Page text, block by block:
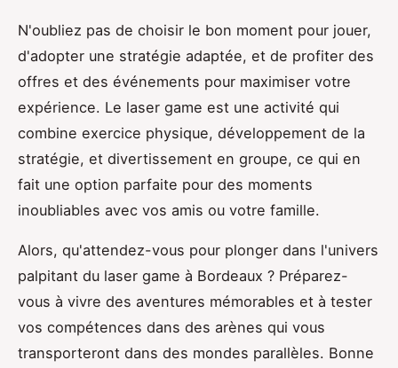
N'oubliez pas de choisir le bon moment pour jouer,
d'adopter une stratégie adaptée, et de profiter des
offres et des événements pour maximiser votre
expérience. Le laser game est une activité qui
combine exercice physique, développement de la
stratégie, et divertissement en groupe, ce qui en
fait une option parfaite pour des moments
inoubliables avec vos amis ou votre famille.
Alors, qu'attendez-vous pour plonger dans l'univers
palpitant du laser game à Bordeaux ? Préparez-
vous à vivre des aventures mémorables et à tester
vos compétences dans des arènes qui vous
transporteront dans des mondes parallèles. Bonne